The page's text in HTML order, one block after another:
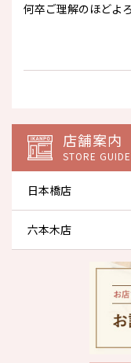
何卒ご理解のほどよ
店舗案内
STORE GUIDE
日本橋店
六本木店